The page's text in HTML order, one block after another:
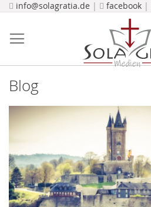
Direkt
info@solagratia.de | facebook |
Blog